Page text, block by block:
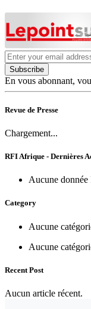
Subscribe
En vous abonnant,
Revue de Presse
Chargement...
RFI Afrique - Dernières
Aucune donnée
Category
Aucune
Aucune
Recent Post
Aucun article récent.